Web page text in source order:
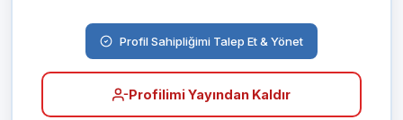
Profil Sahipliğimi Talep Et & Yönet
Profilimi Yayından Kaldır